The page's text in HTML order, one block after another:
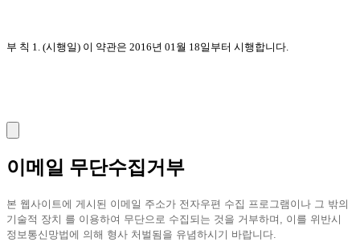
부 칙 1. (시행일) 이 약관은 2016년 01월 18일부터 시행합니다.
이메일 무단수집거부
본 웹사이트에 게시된 이메일 주소가 전자우편 수집 프로그램이나 그 밖의
기술적 장치 를 이용하여 무단으로 수집되는 것을 거부하며, 이를 위반시
정보통신망법에 의해 형사 처벌됨을 유념하시기 바랍니다.